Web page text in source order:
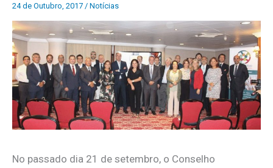
24 de Outubro, 2017 / Notícias
No passado dia 21 de setembro, o Conselho